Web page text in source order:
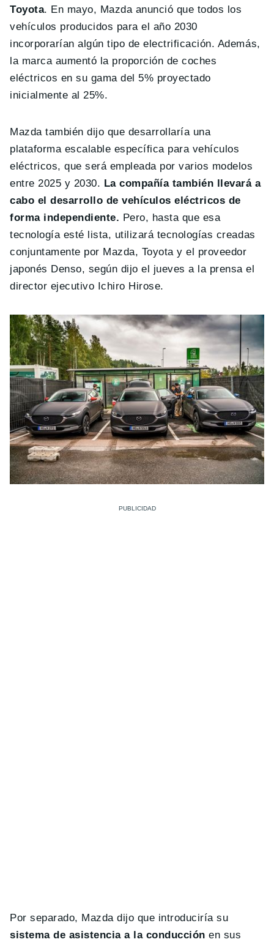
Toyota. En mayo, Mazda anunció que todos los
vehículos producidos para el año 2030
incorporarían algún tipo de electrificación. Además,
la marca aumentó la proporción de coches
eléctricos en su gama del 5% proyectado
inicialmente al 25%.
Mazda también dijo que desarrollaría una
plataforma escalable específica para vehículos
eléctricos, que será empleada por varios modelos
entre 2025 y 2030. La compañía también llevará a
cabo el desarrollo de vehículos eléctricos de
forma independiente. Pero, hasta que esa
tecnología esté lista, utilizará tecnologías creadas
conjuntamente por Mazda, Toyota y el proveedor
japonés Denso, según dijo el jueves a la prensa el
director ejecutivo Ichiro Hirose.
Por separado, Mazda dijo que introduciría su
sistema de asistencia a la conducción en sus